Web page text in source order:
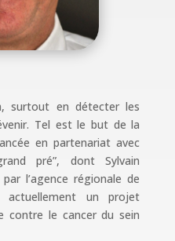
surtout en détecter les
Tel est le but de la
en partenariat avec
pré”, dont Sylvain
l’agence régionale de
actuellement un projet
contre le cancer du sein